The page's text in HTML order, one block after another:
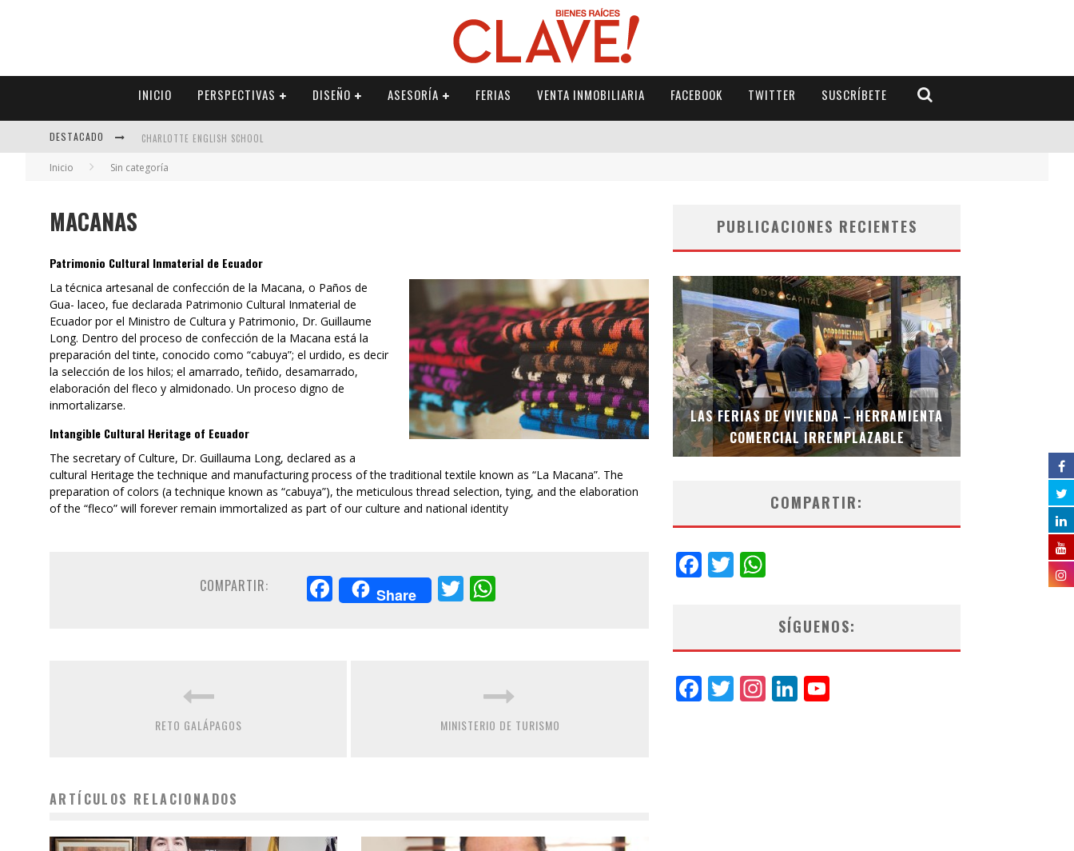
INICIO PERSPECTIVAS DISEÑO ASESORÍA FERIAS VENTA INMOBILIARIA FACEBOOK TWITTER SUSCRÍBETE
DESTACADO CHARLOTTE ENGLISH SCHOOL
ALEXANDRA NAVARRETE – VIVIENDA SOCIAL A CAMBIO DE IMPUESTO A LA RENTA
Inicio Sin categoría
MACANAS
Patrimonio Cultural Inmaterial de Ecuador
La técnica artesanal de confección de la Macana, o Paños de
Gua- laceo, fue declarada Patrimonio Cultural Inmaterial de
Ecuador por el Ministro de Cultura y Patrimonio, Dr. Guillaume
Long. Dentro del proceso de confección de la Macana está la
preparación del tinte, conocido como “cabuya”; el urdido, es decir
la selección de los hilos; el amarrado, teñido, desamarrado,
elaboración del fleco y almidonado. Un proceso digno de
inmortalizarse.
Intangible Cultural Heritage of Ecuador
The secretary of Culture, Dr. Guillauma Long, declared as a
cultural Heritage the technique and manufacturing process of the traditional textile known as “La Macana”. The
preparation of colors (a technique known as “cabuya”), the meticulous thread selection, tying, and the elaboration
of the “fleco” will forever remain immortalized as part of our culture and national identity
COMPARTIR: Facebook
Share Twitter
RETO GALÁPAGOS MINISTERIO DE TURISMO
ARTÍCULOS RELACIONADOS
PUBLICACIONES RECIENTES
NATALIA HEREDIA DESIGN STUDIO –
ESPECIAL INTERIORISMO & DECORACIÓN
2026
LAS FERIAS DE VIVIENDA – HERRAMIENTA
COMERCIAL IRREMPLAZABLE
COMPARTIR:
Facebook
Twitter
SÍGUENOS:
Facebook
Twitter
Instagram
LinkedIn